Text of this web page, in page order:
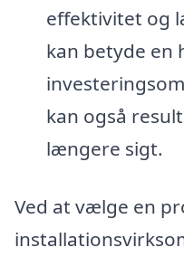
effektivitet og
kan betyde en
kan også
længere sigt.
Ved at vælge en